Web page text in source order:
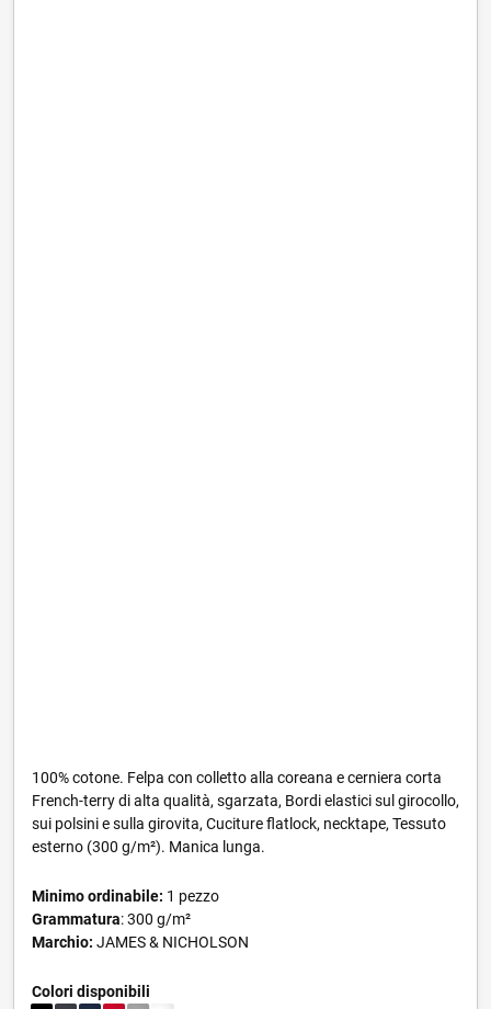
100% cotone. Felpa con colletto alla coreana e cerniera corta
French-terry di alta qualità, sgarzata, Bordi elastici sul girocollo,
sui polsini e sulla girovita, Cuciture flatlock, necktape, Tessuto
esterno (300 g/m²). Manica lunga.
Minimo ordinabile: 1 pezzo
Grammatura: 300 g/m²
Marchio: JAMES & NICHOLSON
Colori disponibili